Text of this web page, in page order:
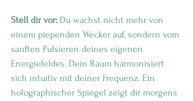
Stell dir vor: Du wachst nicht mehr von
einem piependen Wecker auf, sondern vom
sanften Pulsieren deines eigenen
Energiefeldes. Dein Raum harmonisiert
sich intuitiv mit deiner Frequenz. Ein
holographischer Spiegel zeigt dir morgens